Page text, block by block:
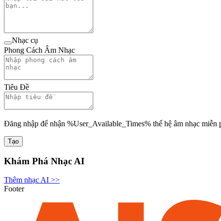
Nhạc cụ
Phong Cách Âm Nhạc
Tiêu Đề
Đăng nhập để nhận %User_Available_Times% thế hệ âm nhạc miễn
Tạo
Khám Phá Nhạc AI
Thêm nhạc AI >>
Footer